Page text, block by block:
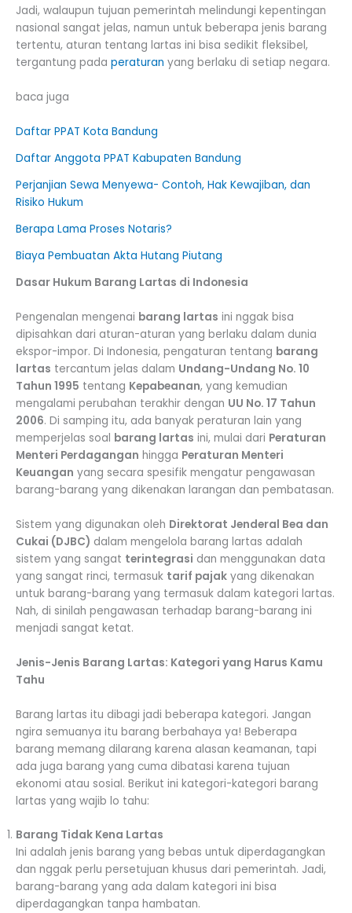
Jadi, walaupun tujuan pemerintah melindungi kepentingan
nasional sangat jelas, namun untuk beberapa jenis barang
tertentu, aturan tentang lartas ini bisa sedikit fleksibel,
tergantung pada peraturan yang berlaku di setiap negara.
baca juga
Daftar PPAT Kota Bandung
Daftar Anggota PPAT Kabupaten Bandung
Perjanjian Sewa Menyewa- Contoh, Hak Kewajiban, dan
Risiko Hukum
Berapa Lama Proses Notaris?
Biaya Pembuatan Akta Hutang Piutang
Dasar Hukum Barang Lartas di Indonesia
Pengenalan mengenai barang lartas ini nggak bisa
dipisahkan dari aturan-aturan yang berlaku dalam dunia
ekspor-impor. Di Indonesia, pengaturan tentang barang
lartas tercantum jelas dalam Undang-Undang No. 10
Tahun 1995 tentang Kepabeanan, yang kemudian
mengalami perubahan terakhir dengan UU No. 17 Tahun
2006. Di samping itu, ada banyak peraturan lain yang
memperjelas soal barang lartas ini, mulai dari Peraturan
Menteri Perdagangan hingga Peraturan Menteri
Keuangan yang secara spesifik mengatur pengawasan
barang-barang yang dikenakan larangan dan pembatasan.
Sistem yang digunakan oleh Direktorat Jenderal Bea dan
Cukai (DJBC) dalam mengelola barang lartas adalah
sistem yang sangat terintegrasi dan menggunakan data
yang sangat rinci, termasuk tarif pajak yang dikenakan
untuk barang-barang yang termasuk dalam kategori lartas.
Nah, di sinilah pengawasan terhadap barang-barang ini
menjadi sangat ketat.
Jenis-Jenis Barang Lartas: Kategori yang Harus Kamu
Tahu
Barang lartas itu dibagi jadi beberapa kategori. Jangan
ngira semuanya itu barang berbahaya ya! Beberapa
barang memang dilarang karena alasan keamanan, tapi
ada juga barang yang cuma dibatasi karena tujuan
ekonomi atau sosial. Berikut ini kategori-kategori barang
lartas yang wajib lo tahu:
Barang Tidak Kena Lartas
Ini adalah jenis barang yang bebas untuk diperdagangkan
dan nggak perlu persetujuan khusus dari pemerintah. Jadi,
barang-barang yang ada dalam kategori ini bisa
diperdagangkan tanpa hambatan.